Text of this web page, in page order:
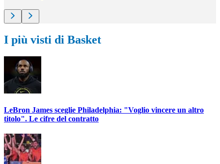
I più visti di Basket
LeBron James sceglie Philadelphia: "Voglio vincere un altro
titolo". Le cifre del contratto